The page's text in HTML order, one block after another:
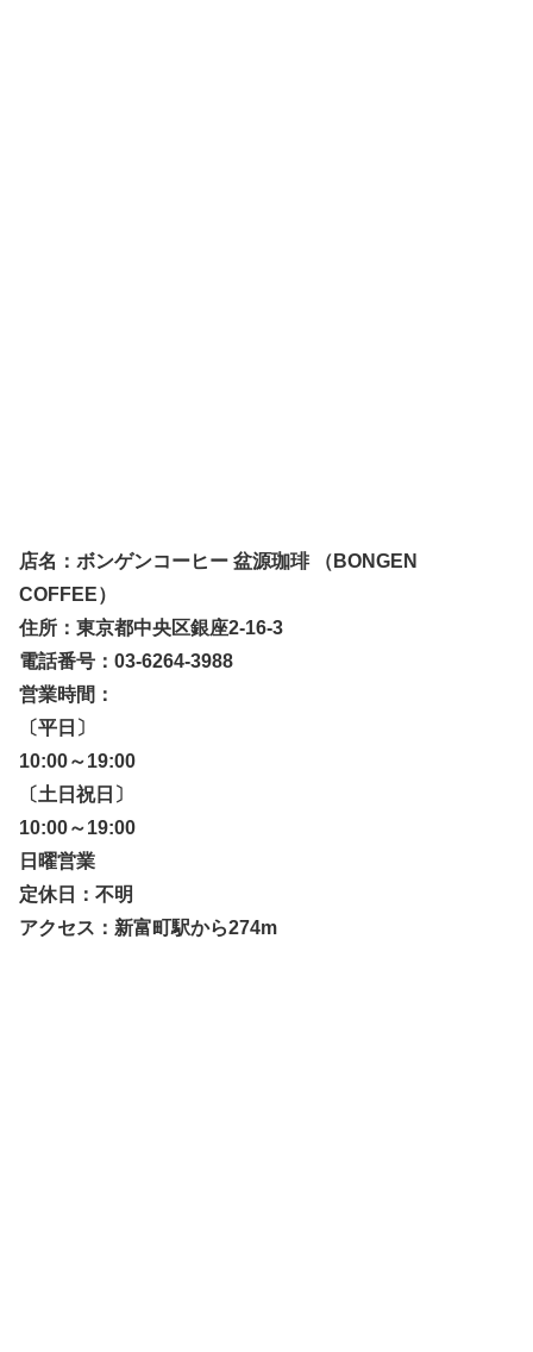
店名：ボンゲンコーヒー 盆源珈琲 （BONGEN
COFFEE）
住所：東京都中央区銀座2-16-3
電話番号：03-6264-3988
営業時間：
〔平日〕
10:00～19:00
〔土日祝日〕
10:00～19:00
日曜営業
定休日：不明
アクセス：新富町駅から274m